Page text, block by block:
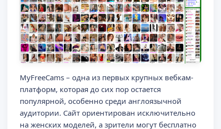
MyFreeCams – одна из первых крупных вебкам-
платформ, которая до сих пор остается
популярной, особенно среди англоязычной
аудитории. Сайт ориентирован исключительно
на женских моделей, а зрители могут бесплатно